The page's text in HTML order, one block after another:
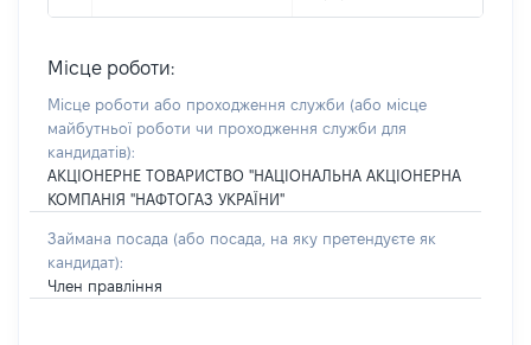
Місце роботи:
Місце роботи або проходження служби (або місце
майбутньої роботи чи проходження служби для
кандидатів):
АКЦІОНЕРНЕ ТОВАРИСТВО "НАЦІОНАЛЬНА АКЦІОНЕРНА
КОМПАНІЯ "НАФТОГАЗ УКРАЇНИ"
Займана посада (або посада, на яку претендуєте як
кандидат):
Член правління